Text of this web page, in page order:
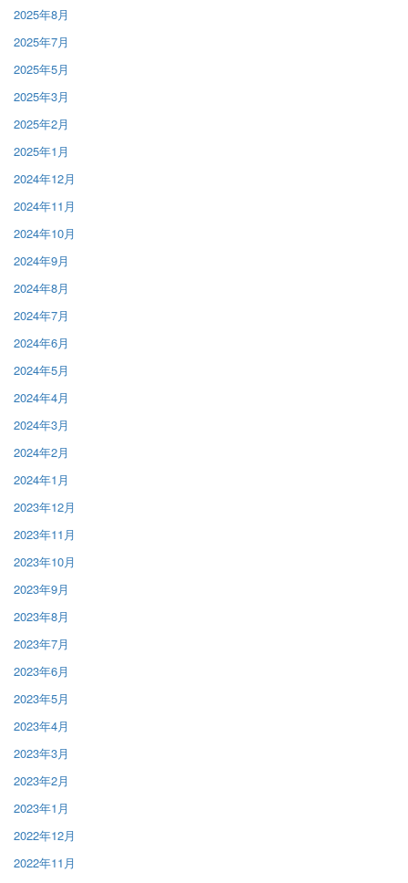
2025年8月
2025年7月
2025年5月
2025年3月
2025年2月
2025年1月
2024年12月
2024年11月
2024年10月
2024年9月
2024年8月
2024年7月
2024年6月
2024年5月
2024年4月
2024年3月
2024年2月
2024年1月
2023年12月
2023年11月
2023年10月
2023年9月
2023年8月
2023年7月
2023年6月
2023年5月
2023年4月
2023年3月
2023年2月
2023年1月
2022年12月
2022年11月